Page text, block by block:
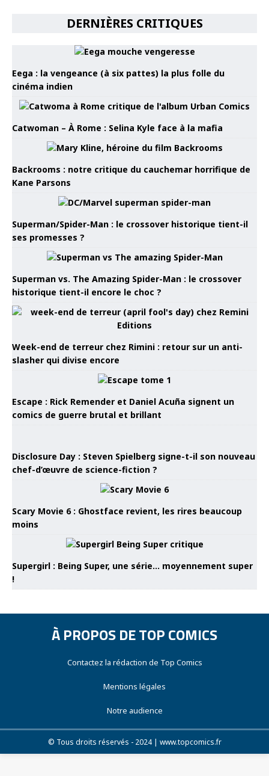
DERNIÈRES CRITIQUES
Eega : la vengeance (à six pattes) la plus folle du
cinéma indien
Catwoman – À Rome : Selina Kyle face à la mafia
Backrooms : notre critique du cauchemar horrifique de
Kane Parsons
Superman/Spider-Man : le crossover historique tient-il
ses promesses ?
Superman vs. The Amazing Spider-Man : le crossover
historique tient-il encore le choc ?
Week-end de terreur chez Rimini : retour sur un anti-
slasher qui divise encore
Escape : Rick Remender et Daniel Acuña signent un
comics de guerre brutal et brillant
Disclosure Day : Steven Spielberg signe-t-il son nouveau
chef-d’œuvre de science-fiction ?
Scary Movie 6 : Ghostface revient, les rires beaucoup
moins
Supergirl : Being Super, une série… moyennement super
!
À PROPOS DE TOP COMICS
Contactez la rédaction de Top Comics
Mentions légales
Notre audience
© Tous droits réservés - 2024 | www.topcomics.fr